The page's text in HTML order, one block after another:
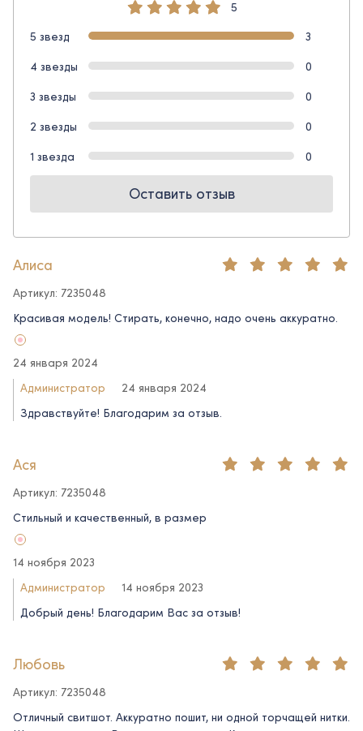
5
5 звезд
3
4 звезды
0
3 звезды
0
2 звезды
0
1 звезда
0
Оставить отзыв
Алиса
Артикул: 7235048
Красивая модель! Стирать, конечно, надо очень аккуратно.
24 января 2024
Администратор
24 января 2024
Здравствуйте! Благодарим за отзыв.
Ася
Артикул: 7235048
Стильный и качественный, в размер
14 ноября 2023
Администратор
14 ноября 2023
Добрый день! Благодарим Вас за отзыв!
Любовь
Артикул: 7235048
Отличный свитшот. Аккуратно пошит, ни одной торчащей нитки.